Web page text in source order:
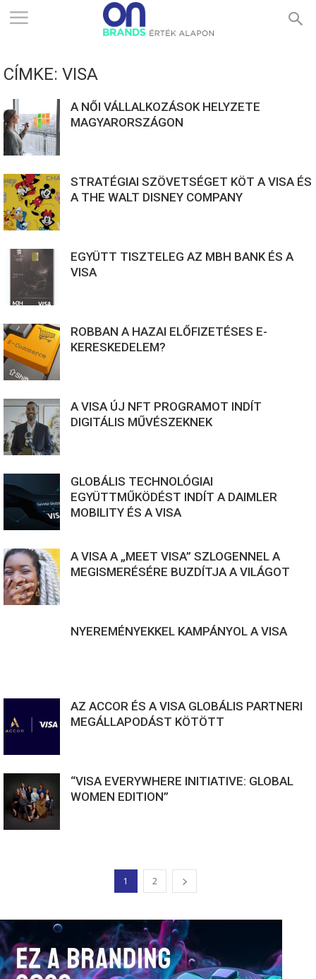
ONBRANDS
ÉRTÉK
ALAPON
CÍMKE: VISA
A NŐI VÁLLALKOZÁSOK HELYZETE
MAGYARORSZÁGON
STRATÉGIAI SZÖVETSÉGET KÖT A VISA ÉS
A THE WALT DISNEY COMPANY
EGYÜTT TISZTELEG AZ MBH BANK ÉS A
VISA
ROBBAN A HAZAI ELŐFIZETÉSES E-
KERESKEDELEM?
A VISA ÚJ NFT PROGRAMOT INDÍT
DIGITÁLIS MŰVÉSZEKNEK
GLOBÁLIS TECHNOLÓGIAI
EGYÜTTMŰKÖDÉST INDÍT A DAIMLER
MOBILITY ÉS A VISA
A VISA A „MEET VISA” SZLOGENNEL A
MEGISMERÉSÉRE BUZDÍTJA A VILÁGOT
NYEREMÉNYEKKEL KAMPÁNYOL A VISA
AZ ACCOR ÉS A VISA GLOBÁLIS PARTNERI
MEGÁLLAPODÁST KÖTÖTT
“VISA EVERYWHERE INITIATIVE: GLOBAL
WOMEN EDITION”
1 2